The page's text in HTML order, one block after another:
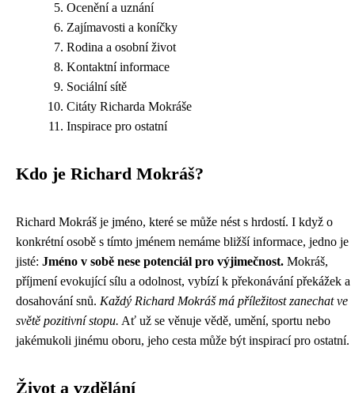
Ocenění a uznání
Zajímavosti a koníčky
Rodina a osobní život
Kontaktní informace
Sociální sítě
Citáty Richarda Mokráše
Inspirace pro ostatní
Kdo je Richard Mokráš?
Richard Mokráš je jméno, které se může nést s hrdostí. I když o
konkrétní osobě s tímto jménem nemáme bližší informace, jedno je
jisté: Jméno v sobě nese potenciál pro výjimečnost. Mokráš,
příjmení evokující sílu a odolnost, vybízí k překonávání překážek a
dosahování snů. Každý Richard Mokráš má příležitost zanechat ve
světě pozitivní stopu. Ať už se věnuje vědě, umění, sportu nebo
jakémukoli jinému oboru, jeho cesta může být inspirací pro ostatní.
Život a vzdělání